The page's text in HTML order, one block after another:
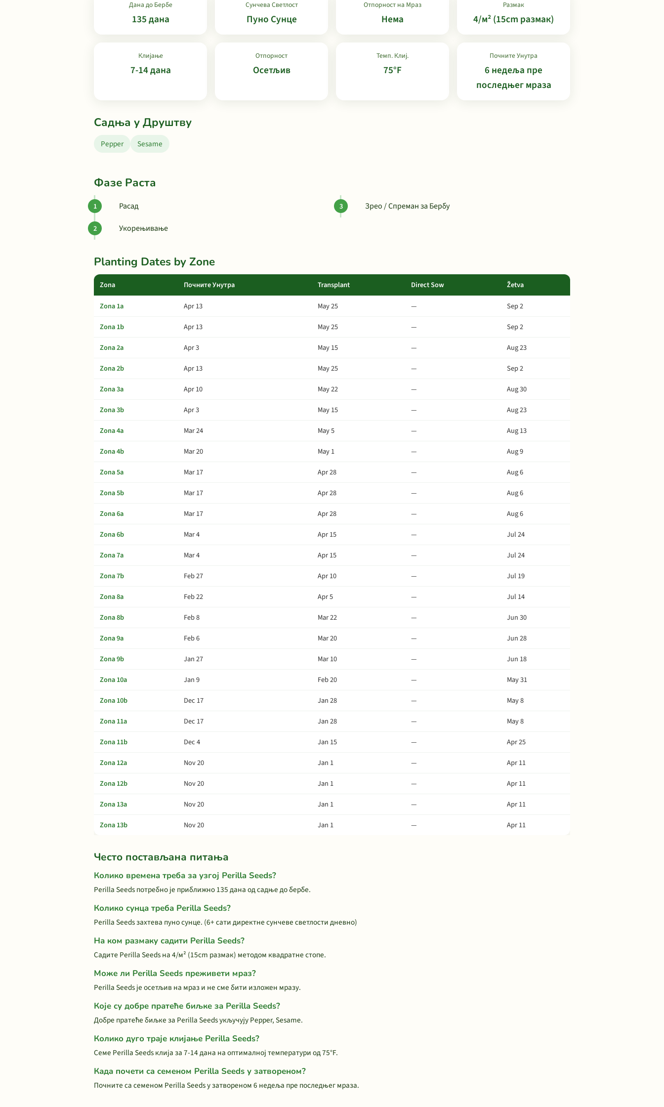
Дана до Бербе
135 дана
Сунчева Светлост
Пуно Сунце
Отпорност на Мраз
Нема
Размак
4/м² (15cm размак)
Клијање
7-14 дана
Отпорност
Осетљив
Темп. Клиј.
75°F
Почните Унутра
6 недеља пре
последњег мраза
Садња у Друштву
Pepper Sesame
Фазе Раста
Расад
Укорењивање
Зрео / Спреман за Бербу
Planting Dates by Zone
Zona Почните Унутра Transplant Direct Sow Žetva
Zona 1a Apr 13 May 25 —
Sep 2
Zona 1b
Apr 13 May 25 —
Sep 2
Zona 2a
Apr 3 May 15 —
Aug 23
Zona 2b
Apr 13 May 25 —
Sep 2
Zona 3a
Apr 10 May 22 —
Aug 30
Zona 3b
Apr 3 May 15 —
Aug 23
Zona 4a
Mar 24 May 5 —
Aug 13
Zona 4b
Mar 20 May 1 —
Aug 9
Zona 5a
Mar 17 Apr 28 —
Aug 6
Zona 5b
Mar 17 Apr 28 —
Aug 6
Zona 6a
Mar 17 Apr 28 —
Aug 6
Zona 6b
Mar 4 Apr 15 —
Jul 24
Zona 7a
Mar 4 Apr 15 —
Jul 24
Zona 7b
Feb 27 Apr 10 —
Jul 19
Zona 8a
Feb 22 Apr 5 —
Jul 14
Zona 8b
Feb 8 Mar 22 —
Jun 30
Zona 9a
Feb 6 Mar 20 —
Jun 28
Zona 9b
Jan 27 Mar 10 —
Jun 18
Zona 10a
Jan 9 Feb 20 —
May 31
Zona 10b
Dec 17 Jan 28 —
May 8
Zona 11a
Dec 17 Jan 28 —
May 8
Zona 11b
Dec 4 Jan 15 —
Apr 25
Zona 12a
Nov 20 Jan 1 —
Apr 11
Zona 12b
Nov 20 Jan 1 —
Apr 11
Zona 13a
Nov 20 Jan 1 —
Apr 11
Zona 13b
Nov 20 Jan 1 — Apr 11
Често постављана питања
Колико времена треба за узгој Perilla Seeds?
Perilla Seeds потребно је приближно 135 дана од садње до бербе.
Колико сунца треба Perilla Seeds?
Perilla Seeds захтева пуно сунце. (6+ сати директне сунчеве светлости дневно)
На ком размаку садити Perilla Seeds?
Садите Perilla Seeds на 4/м² (15cm размак) методом квадратне стопе.
Може ли Perilla Seeds преживети мраз?
Perilla Seeds је осетљив на мраз и не сме бити изложен мразу.
Које су добре пратеће биљке за Perilla Seeds?
Добре пратеће биљке за Perilla Seeds укључују Pepper, Sesame.
Колико дуго траје клијање Perilla Seeds?
Семе Perilla Seeds клија за 7-14 дана на оптималној температури од 75°F.
Када почети са семеном Perilla Seeds у затвореном?
Почните са семеном Perilla Seeds у затвореном 6 недеља пре последњег мраза.